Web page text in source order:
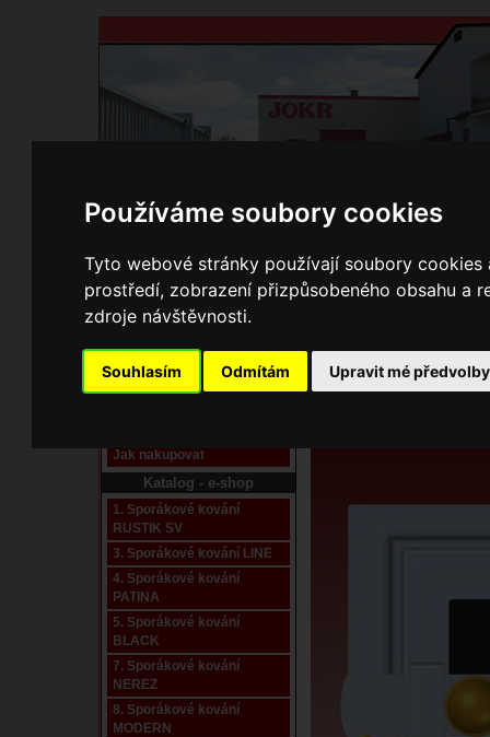
Používáme soubory cookies
Tyto webové stránky používají soubory
prostředí, zobrazení přizpůsobeného obsahu a
zdroje návštěvnosti.
Souhlasím Odmítám Upravit mé předvolby
Domů Kontakty Přihlášení Ke
Pracoviště laser
Nové pracoviště firmy
Jak nakupovat
Katalog - e-shop
1. Sporákové kování
RUSTIK SV
3. Sporákové kování LINE
4. Sporákové kování
PATINA
5. Sporákové kování
BLACK
7. Sporákové kování
NEREZ
8. Sporákové kování
MODERN
E-shop JOKR